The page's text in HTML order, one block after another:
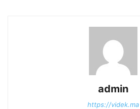
admin
https://videk.ma